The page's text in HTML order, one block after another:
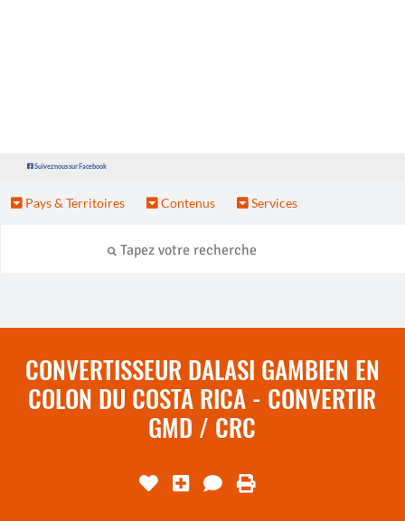
Suivez nous sur Facebook
Pays & Territoires Contenus Services
CONVERTISSEUR DALASI GAMBIEN EN
COLON DU COSTA RICA - CONVERTIR
GMD / CRC